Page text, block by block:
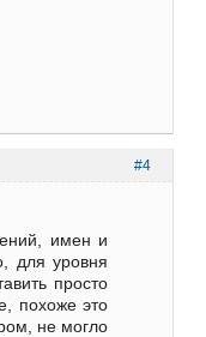
#4
имен и
для уровня
просто
похоже это
не могло